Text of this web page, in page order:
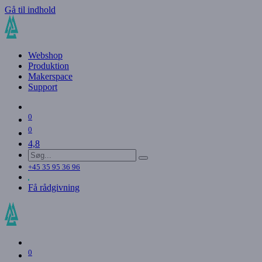
Gå til indhold
Webshop
Produktion
Makerspace
Support
0
0
4,8
+45 35 95 36 96
Få rådgivning
0